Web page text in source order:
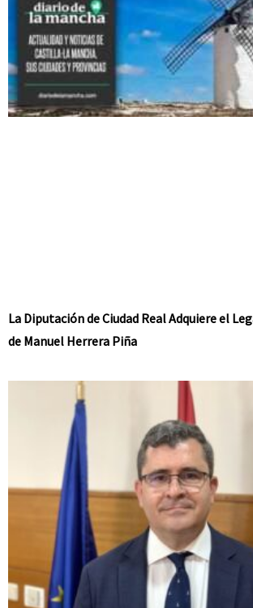
La Diputación de Ciudad Real Adquiere el
de Manuel Herrera Piña